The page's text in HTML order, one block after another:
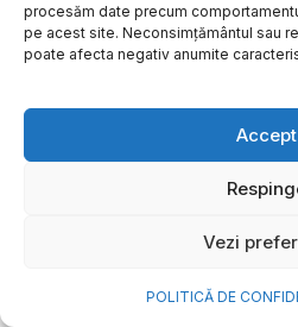
procesăm date precum
pe acest site. Neconsimțământul sau
poate afecta negativ anumite
Accept
Vezi
POLITICĂ DE
frumoase amintiri
o bijuterie
Vara este, pentru mulți dintre
vacanțe pe care le